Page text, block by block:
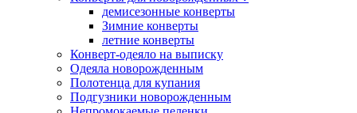
демисезонные конверты
Зимние конверты
летние конверты
Конверт-одеяло на выписку
Одеяла новорожденным
Полотенца для купания
Подгузники новорожденным